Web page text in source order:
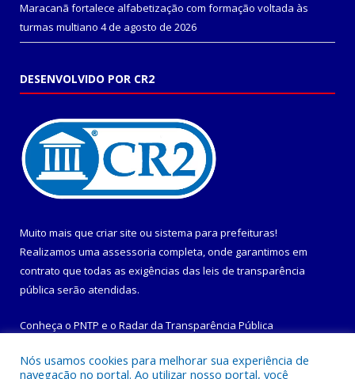
Maracanã fortalece alfabetização com formação voltada às
turmas multiano 4 de agosto de 2026
DESENVOLVIDO POR CR2
Muito mais que criar site ou sistema para prefeituras!
Realizamos uma assessoria completa, onde garantimos em
contrato que todas as exigências das leis de transparência
pública serão atendidas.
Conheça o PNTP e o Radar da Transparência Pública
Nós usamos cookies para melhorar sua experiência de
navegação no portal. Ao utilizar nosso portal, você